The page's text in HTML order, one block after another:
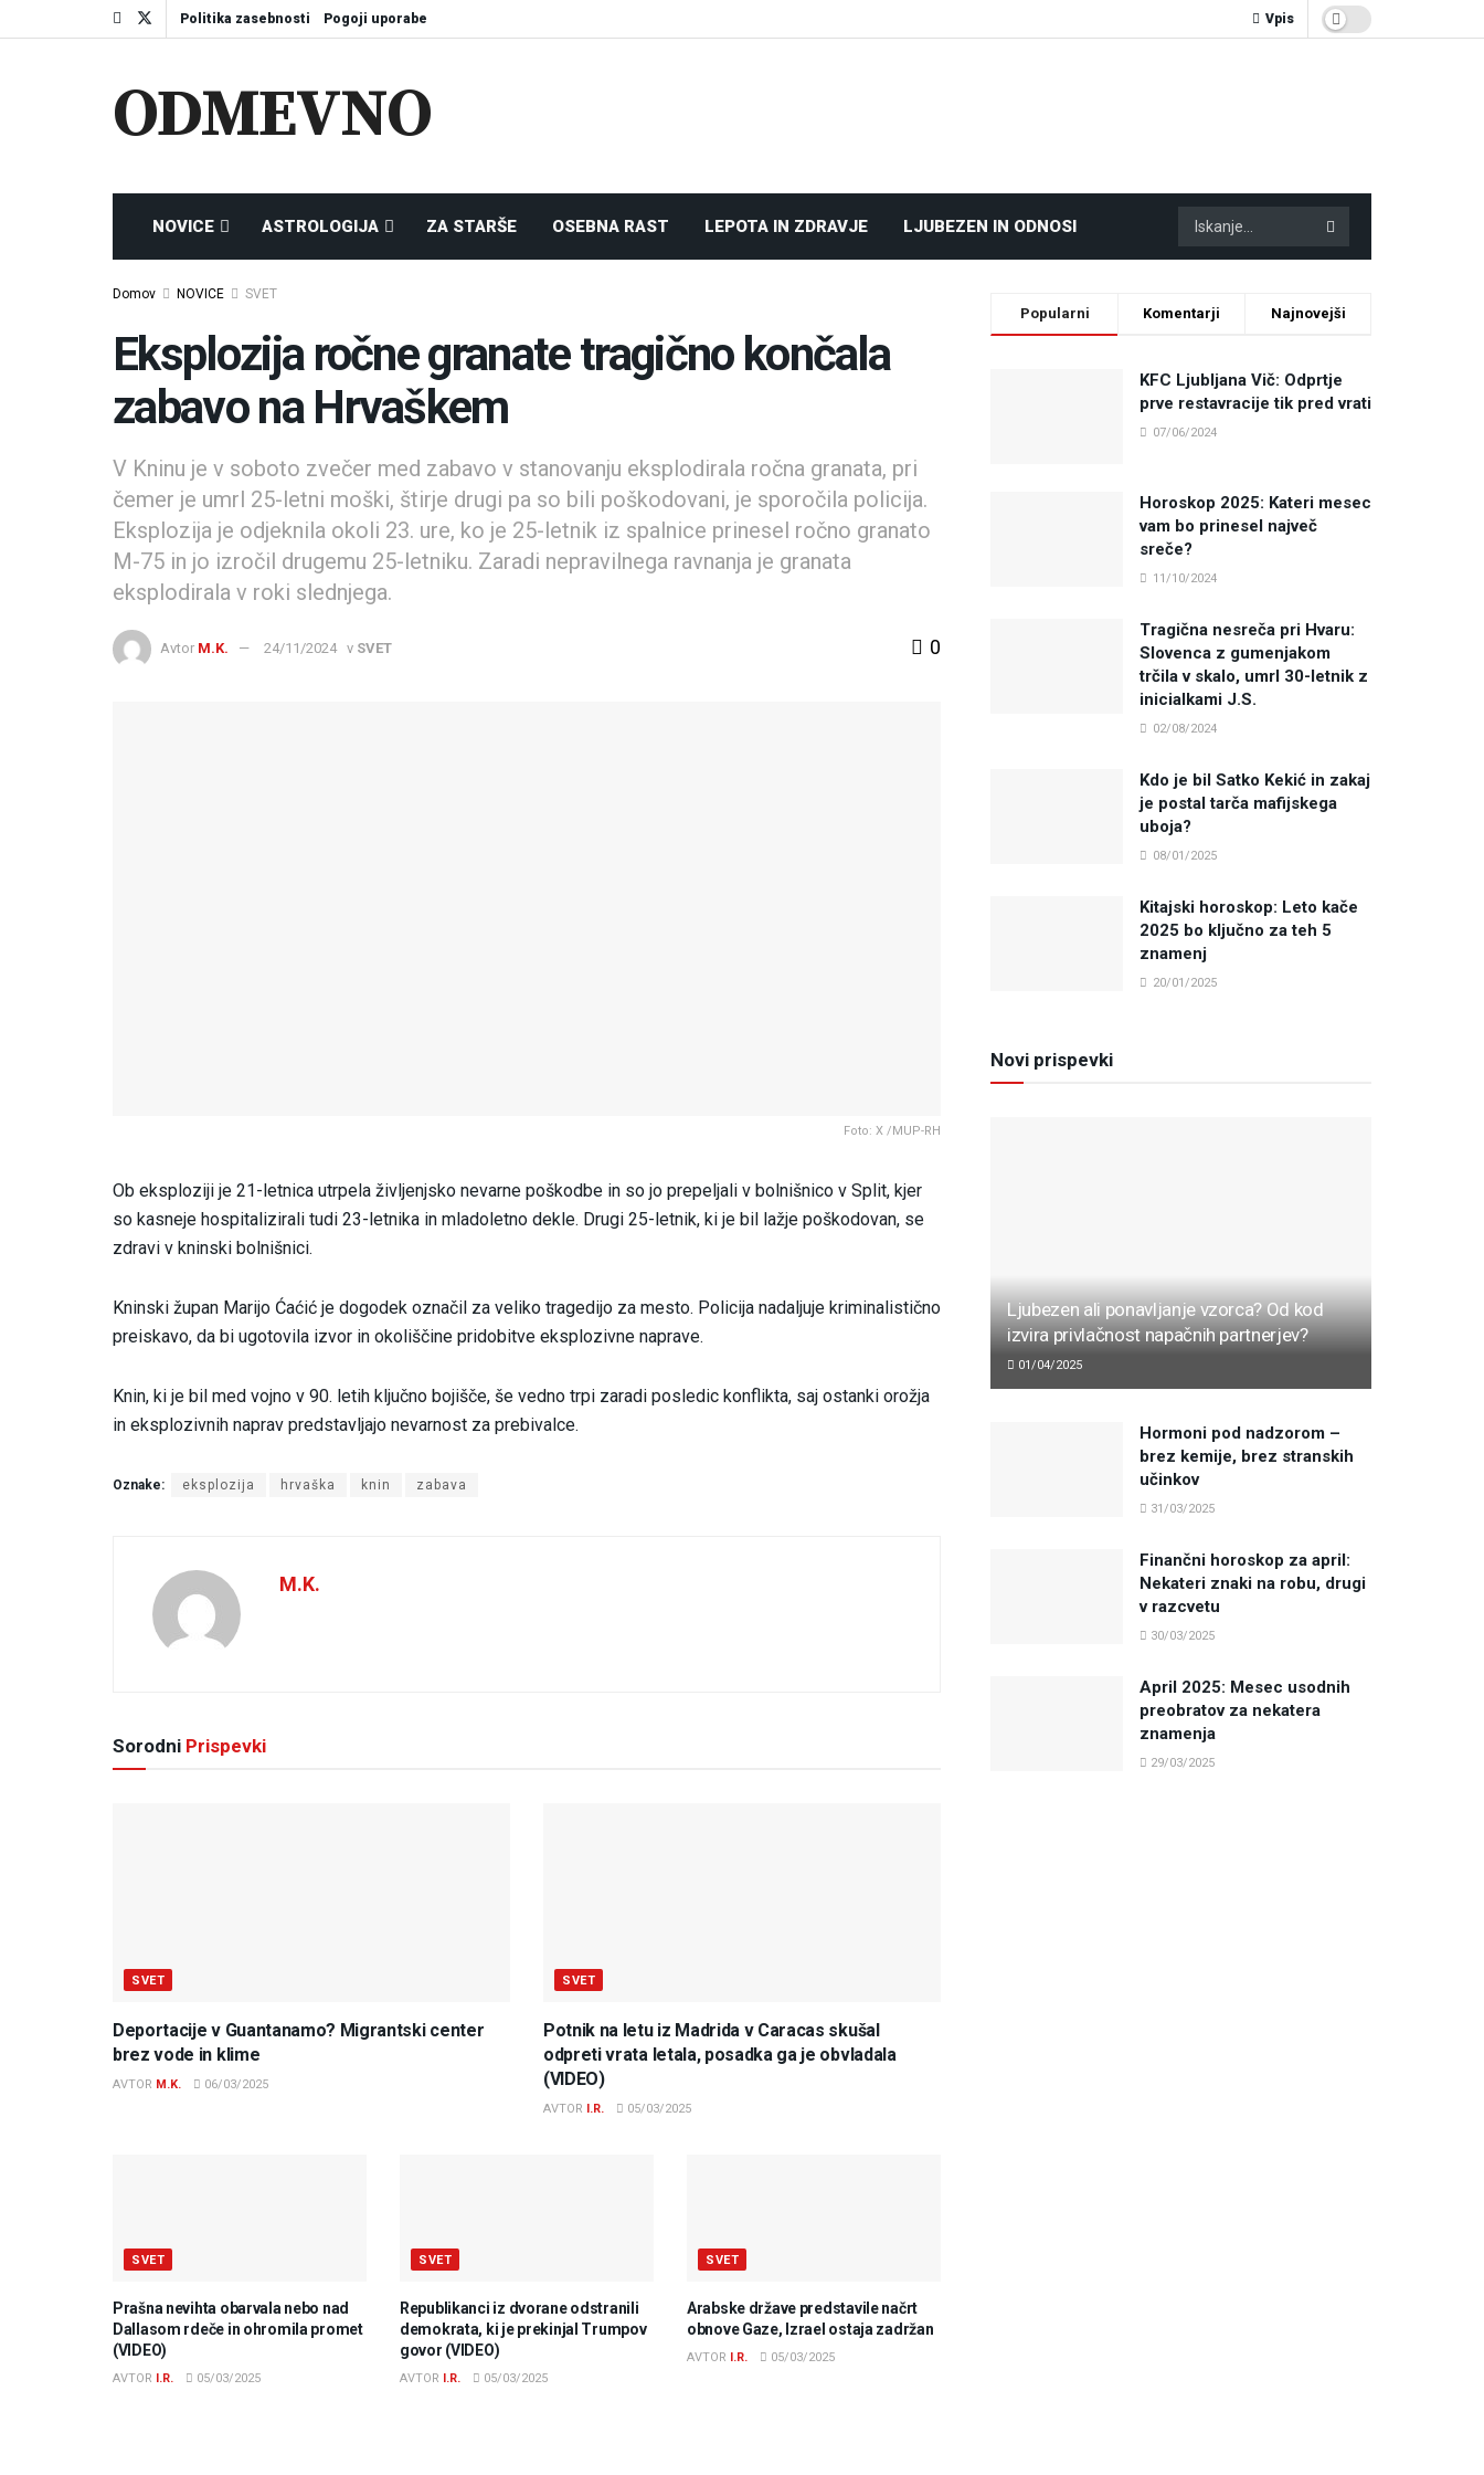
Politika zasebnosti Pogoji uporabe Vpis
ODMEVNO
NOVICE ASTROLOGIJA ZA STARŠE OSEBNA RAST LEPOTA IN ZDRAVJE LJUBEZEN IN ODNOSI
Domov NOVICE SVET
Eksplozija ročne granate tragično končala
zabavo na Hrvaškem
V Kninu je v soboto zvečer med zabavo v stanovanju eksplodirala ročna granata, pri
čemer je umrl 25-letni moški, štirje drugi pa so bili poškodovani, je sporočila policija.
Eksplozija je odjeknila okoli 23. ure, ko je 25-letnik iz spalnice prinesel ročno granato
M-75 in jo izročil drugemu 25-letniku. Zaradi nepravilnega ravnanja je granata
eksplodirala v roki slednjega.
Avtor M.K. 24/11/2024 v SVET 0
Foto: X /MUP-RH
Ob eksploziji je 21-letnica utrpela življenjsko nevarne poškodbe in so jo prepeljali v bolnišnico v Split, kjer
so kasneje hospitalizirali tudi 23-letnika in mladoletno dekle. Drugi 25-letnik, ki je bil lažje poškodovan, se
zdravi v kninski bolnišnici.
Kninski župan Marijo Ćaćić je dogodek označil za veliko tragedijo za mesto. Policija nadaljuje kriminalistično
preiskavo, da bi ugotovila izvor in okoliščine pridobitve eksplozivne naprave.
Knin, ki je bil med vojno v 90. letih ključno bojišče, še vedno trpi zaradi posledic konflikta, saj ostanki orožja
in eksplozivnih naprav predstavljajo nevarnost za prebivalce.
Oznake: eksplozija hrvaška knin zabava
M.K.
Sorodni Prispevki
SVET
Deportacije v Guantanamo? Migrantski center
brez vode in klime
AVTOR M.K. 06/03/2025
SVET
Potnik na letu iz Madrida v Caracas skušal
odpreti vrata letala, posadka ga je obvladala
(VIDEO)
AVTOR I.R. 05/03/2025
SVET
Prašna nevihta obarvala nebo nad
Dallasom rdeče in ohromila promet
(VIDEO)
AVTOR I.R. 05/03/2025
SVET
Republikanci iz dvorane odstranili
demokrata, ki je prekinjal Trumpov
govor (VIDEO)
AVTOR I.R. 05/03/2025
SVET
Arabske države predstavile načrt
obnove Gaze, Izrael ostaja zadržan
AVTOR I.R. 05/03/2025
Popularni Komentarji Najnovejši
KFC Ljubljana Vič: Odprtje
prve restavracije tik pred vrati
07/06/2024
Horoskop 2025: Kateri mesec
vam bo prinesel največ
sreče?
11/10/2024
Tragična nesreča pri Hvaru:
Slovenca z gumenjakom
trčila v skalo, umrl 30-letnik z
inicialkami J.S.
02/08/2024
Kdo je bil Satko Kekić in zakaj
je postal tarča mafijskega
uboja?
08/01/2025
Kitajski horoskop: Leto kače
2025 bo ključno za teh 5
znamenj
20/01/2025
Novi prispevki
Ljubezen ali ponavljanje vzorca? Od kod
izvira privlačnost napačnih partnerjev?
01/04/2025
Hormoni pod nadzorom –
brez kemije, brez stranskih
učinkov
31/03/2025
Finančni horoskop za april:
Nekateri znaki na robu, drugi
v razcvetu
30/03/2025
April 2025: Mesec usodnih
preobratov za nekatera
znamenja
29/03/2025